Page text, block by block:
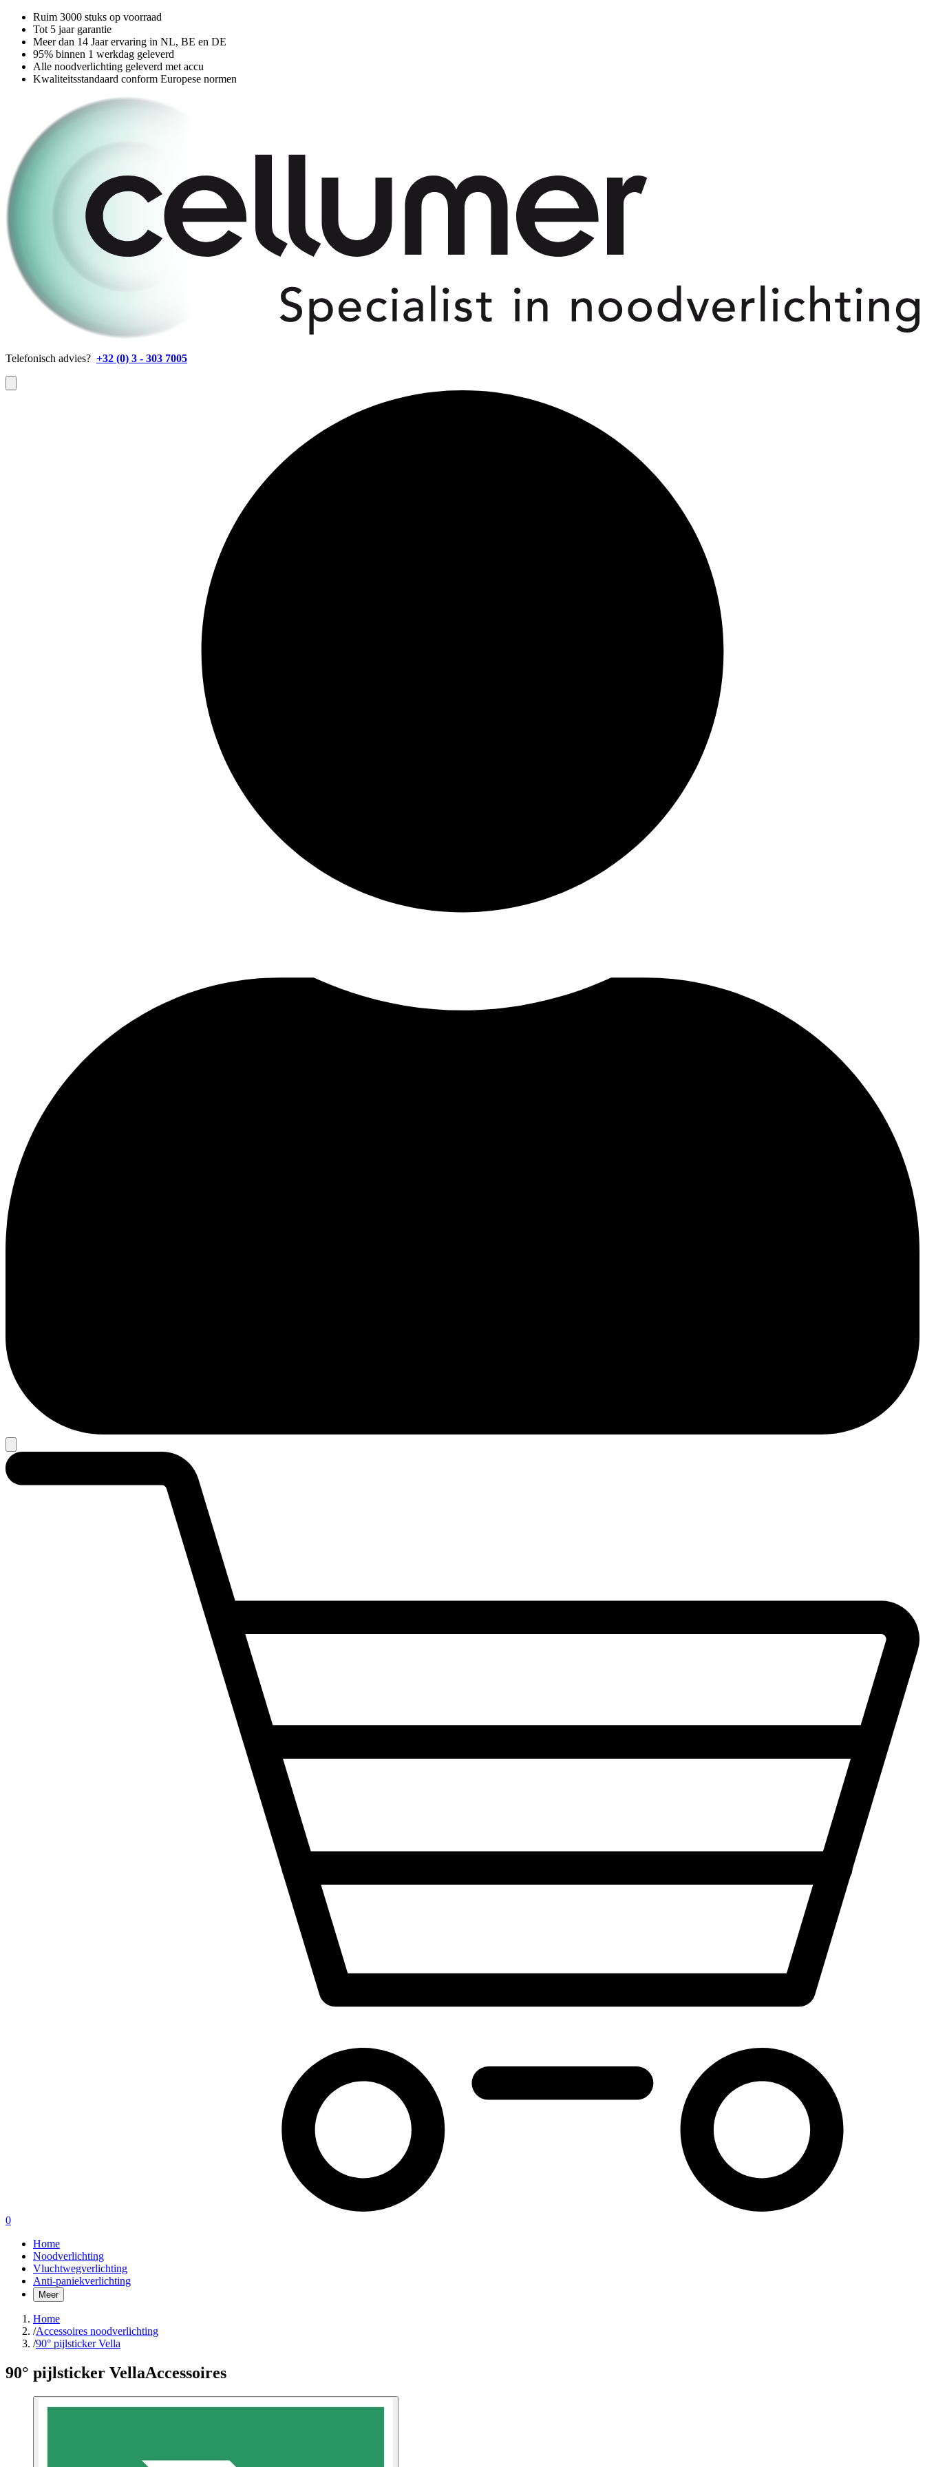
Ruim 3000 stuks op voorraad
Tot 5 jaar garantie
Meer dan 14 Jaar ervaring in NL, BE en DE
95% binnen 1 werkdag geleverd
Alle noodverlichting geleverd met accu
Kwaliteitsstandaard conform Europese normen
Telefonisch advies? +32 (0) 3 - 303 7005
0
Home
Noodverlichting
Vluchtwegverlichting
Anti-paniekverlichting
Meer
Home
/Accessoires noodverlichting
/90° pijlsticker Vella
90° pijlsticker VellaAccessoires